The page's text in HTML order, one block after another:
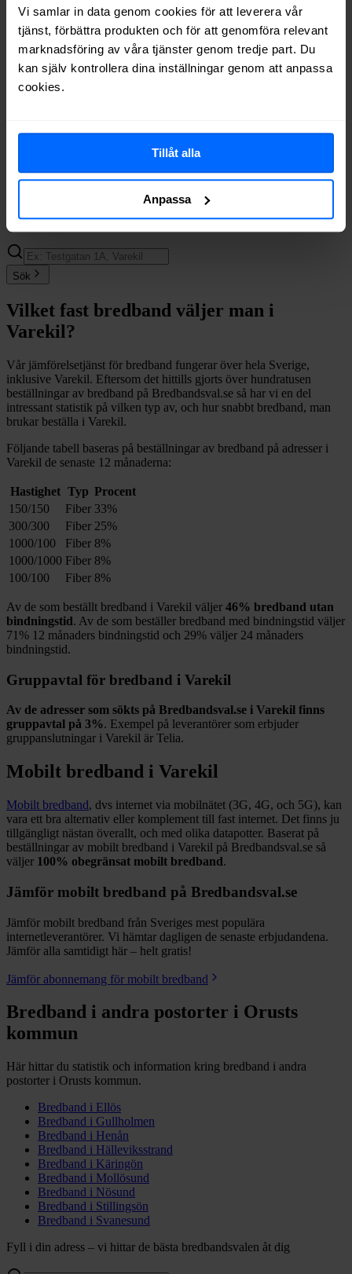
Vi samlar in data genom cookies för att leverera vår
tjänst, förbättra produkten och för att genomföra relevant
marknadsföring av våra tjänster genom tredje part. Du
kan själv kontrollera dina inställningar genom att anpassa
cookies.
Tillåt alla
Anpassa
Inleed Fiber
77%
Bredband2
Fiber
76%
Allente
Fiber
76%
Boxer
Fiber
75%
Trygg Surf
Fiber
36%
Om du vill se exakt vilka internetleverantörer som erbjuder
Varekil Bredbandsval.se
göra en snabb sökning här:
Sök
Vilket fast bredband väljer man i
Varekil?
Vår jämförelsetjänst för bredband fungerar över hela Sverige,
inklusive Varekil. Eftersom det hittills gjorts över hundratusen
beställningar av bredband på Bredbandsval.se så har vi en del
intressant statistik på vilken typ av, och hur snabbt bredband, man
brukar beställa i Varekil.
Följande tabell baseras på beställningar av bredband på adresser i
Varekil de senaste 12 månaderna:
Hastighet Typ Procent
150/150
Fiber 33%
300/300
Fiber 25%
1000/100
Fiber 8%
1000/1000 Fiber 8%
100/100
Fiber 8%
Av de som beställt bredband i Varekil väljer 46% bredband utan
bindningstid. Av de som beställer bredband med bindningstid väljer
71% 12 månaders bindningstid och 29% väljer 24 månaders
bindningstid.
Gruppavtal för bredband i Varekil
Av de adresser som sökts på Bredbandsval.se i Varekil finns
gruppavtal på 3%. Exempel på leverantörer som erbjuder
gruppanslutningar i Varekil är Telia.
Mobilt bredband i Varekil
Mobilt bredband, dvs internet via mobilnätet (3G, 4G, och 5G), kan
vara ett bra alternativ eller komplement till fast internet. Det finns ju
tillgängligt nästan överallt, och med olika datapotter. Baserat på
beställningar av mobilt bredband i Varekil på Bredbandsval.se så
väljer 100% obegränsat mobilt bredband.
Jämför mobilt bredband på Bredbandsval.se
Jämför mobilt bredband från Sveriges mest populära
internetleverantörer. Vi hämtar dagligen de senaste erbjudandena.
Jämför alla samtidigt här – helt gratis!
Jämför abonnemang för mobilt bredband
Bredband i andra postorter i Orusts
kommun
Här hittar du statistik och information kring bredband i andra
postorter i Orusts kommun.
Bredband i Ellös
Bredband i Gullholmen
Bredband i Henån
Bredband i Hälleviksstrand
Bredband i Käringön
Bredband i Mollösund
Bredband i Nösund
Bredband i Stillingsön
Bredband i Svanesund
Fyll i din adress – vi hittar de bästa bredbandsvalen åt dig